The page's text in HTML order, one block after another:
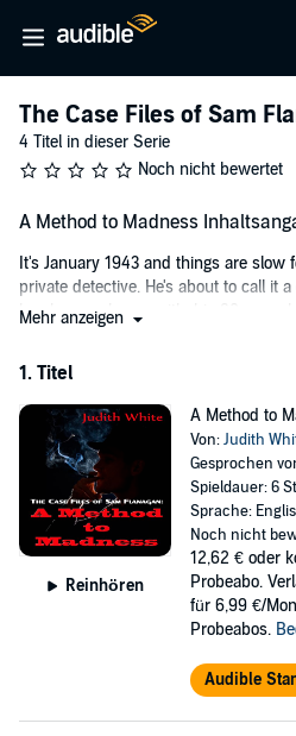
The Case Files of Sam
4 Titel in dieser Serie
Noch nicht bewertet
A Method to Madness
It's January 1943 and things are slow
private detective. He's about to call it
he shares a home with; his 82 year
husband may be stepping out on her
keeping a big secret as to his
wants to know what's going on and
the information. Sam travels to the
longtime friend, Harry Blevins,
With Harry's assistance, and with the
grandmother, will Sam be able to put
what is happening within the walls of
murder plot? The deeper Sam digs
twists. Does Sam find a method to
©2012 Judith White (P)2013 World
Mehr anzeigen
1. Titel
Reinhören
A Method to
Von:Judith
Gesprochen
Spieldauer: 6
Sprache:
Noch nicht
12,62 € oder
Probeabo.
für 6,99 €/
Probeabos.
Audible